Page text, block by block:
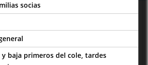
socias
baja primeros del cole, tardes